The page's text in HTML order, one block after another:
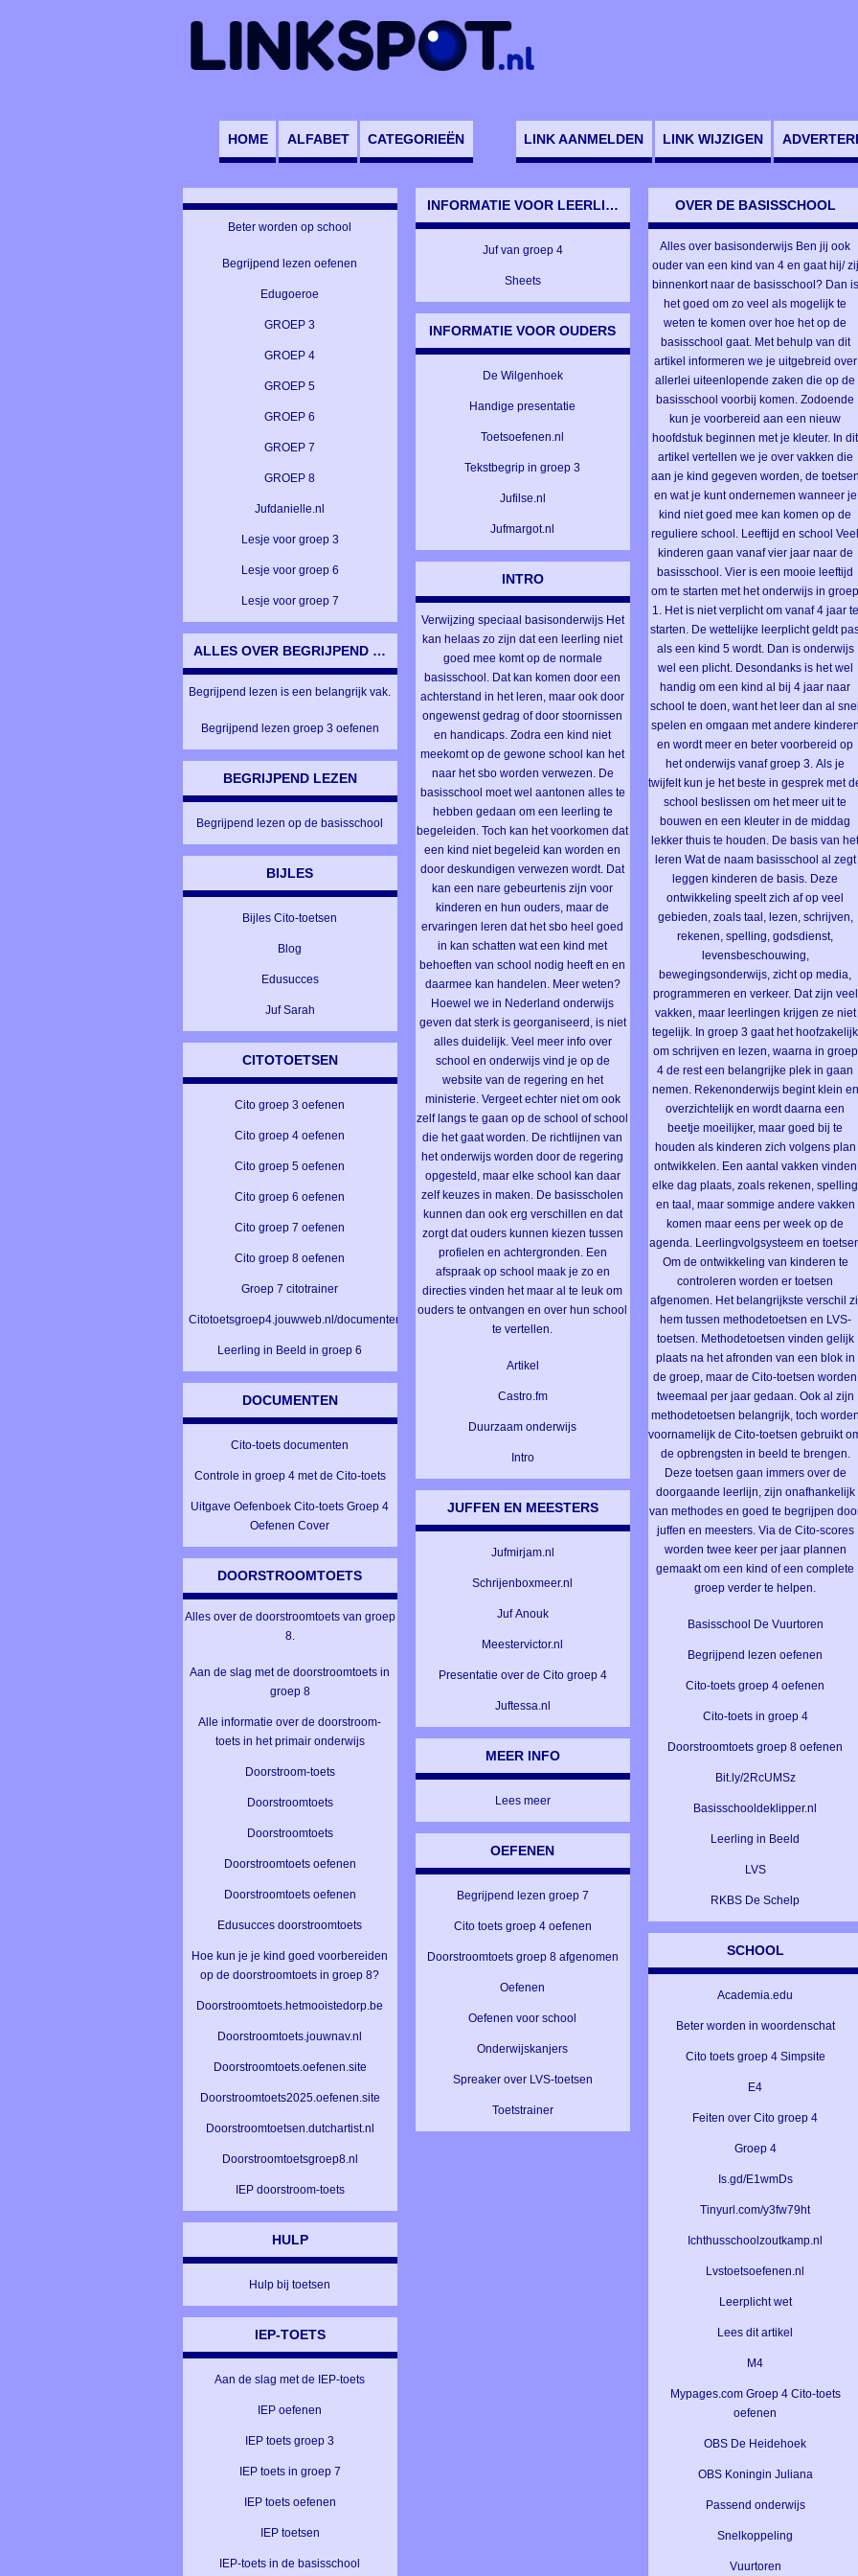
HOME ALFABET CATEGORIEËN LINK AANMELDEN LINK WIJZIGEN
Beter worden op school
Begrijpend lezen oefenen
Edugoeroe
GROEP 3
GROEP 4
GROEP 5
GROEP 6
GROEP 7
GROEP 8
Jufdanielle.nl
Lesje voor groep 3
Lesje voor groep 6
Lesje voor groep 7
ALLES OVER BEGRIJPEND LEZEN
Begrijpend lezen is een belangrijk vak.
Begrijpend lezen groep 3 oefenen
BEGRIJPEND LEZEN
Begrijpend lezen op de basisschool
BIJLES
Bijles Cito-toetsen
Blog
Edusucces
Juf Sarah
CITOTOETSEN
Cito groep 3 oefenen
Cito groep 4 oefenen
Cito groep 5 oefenen
Cito groep 6 oefenen
Cito groep 7 oefenen
Cito groep 8 oefenen
Groep 7 citotrainer
Citotoetsgroep4.jouwweb.nl/documenten
Leerling in Beeld in groep 6
DOCUMENTEN
Cito-toets documenten
Controle in groep 4 met de Cito-toets
Uitgave Oefenboek Cito-toets Groep 4
Oefenen Cover
DOORSTROOMTOETS
Alles over de doorstroomtoets van groep
8.
Aan de slag met de doorstroomtoets in
groep 8
Alle informatie over de doorstroom-
toets in het primair onderwijs
Doorstroom-toets
Doorstroomtoets
Doorstroomtoets
Doorstroomtoets oefenen
Doorstroomtoets oefenen
Edusucces doorstroomtoets
Hoe kun je je kind goed voorbereiden
op de doorstroomtoets in groep 8?
Doorstroomtoets.hetmooistedorp.be
Doorstroomtoets.jouwnav.nl
Doorstroomtoets.oefenen.site
Doorstroomtoets2025.oefenen.site
Doorstroomtoetsen.dutchartist.nl
Doorstroomtoetsgroep8.nl
IEP doorstroom-toets
HULP
Hulp bij toetsen
IEP-TOETS
Aan de slag met de IEP-toets
IEP oefenen
IEP toets groep 3
IEP toets in groep 7
IEP toets oefenen
IEP toetsen
IEP-toets in de basisschool
INFORMATIE VOOR LEERLINGEN
Juf van groep 4
Sheets
INFORMATIE VOOR OUDERS
De Wilgenhoek
Handige presentatie
Toetsoefenen.nl
Tekstbegrip in groep 3
Jufilse.nl
Jufmargot.nl
INTRO
Verwijzing speciaal basisonderwijs Het
kan helaas zo zijn dat een leerling niet
goed mee komt op de normale
basisschool. Dat kan komen door een
achterstand in het leren, maar ook door
ongewenst gedrag of door stoornissen
en handicaps. Zodra een kind niet
meekomt op de gewone school kan het
naar het sbo worden verwezen. De
basisschool moet wel aantonen alles te
hebben gedaan om een leerling te
begeleiden. Toch kan het voorkomen dat
een kind niet begeleid kan worden en
door deskundigen verwezen wordt. Dat
kan een nare gebeurtenis zijn voor
kinderen en hun ouders, maar de
ervaringen leren dat het sbo heel goed
in kan schatten wat een kind met
behoeften van school nodig heeft en en
daarmee kan handelen. Meer weten?
Hoewel we in Nederland onderwijs
geven dat sterk is georganiseerd, is niet
alles duidelijk. Veel meer info over
school en onderwijs vind je op de
website van de regering en het
ministerie. Vergeet echter niet om ook
zelf langs te gaan op de school of school
die het gaat worden. De richtlijnen van
het onderwijs worden door de regering
opgesteld, maar elke school kan daar
zelf keuzes in maken. De basisscholen
kunnen dan ook erg verschillen en dat
zorgt dat ouders kunnen kiezen tussen
profielen en achtergronden. Een
afspraak op school maak je zo en
directies vinden het maar al te leuk om
ouders te ontvangen en over hun school
te vertellen.
Artikel
Castro.fm
Duurzaam onderwijs
Intro
JUFFEN EN MEESTERS
Jufmirjam.nl
Schrijenboxmeer.nl
Juf Anouk
Meestervictor.nl
Presentatie over de Cito groep 4
Juftessa.nl
MEER INFO
Lees meer
OEFENEN
Begrijpend lezen groep 7
Cito toets groep 4 oefenen
Doorstroomtoets groep 8 afgenomen
Oefenen
Oefenen voor school
Onderwijskanjers
Spreaker over LVS-toetsen
Toetstrainer
OVER DE BASISSCHOOL
Alles over basisonderwijs Ben jij ook
ouder van een kind van 4 en gaat hij/ zij
binnenkort naar de basisschool? Dan is
het goed om zo veel als mogelijk te
weten te komen over hoe het op de
basisschool gaat. Met behulp van dit
artikel informeren we je uitgebreid over
allerlei uiteenlopende zaken die op de
basisschool voorbij komen. Zodoende
kun je voorbereid aan een nieuw
hoofdstuk beginnen met je kleuter. In dit
artikel vertellen we je over vakken die
aan je kind gegeven worden, de toetsen
en wat je kunt ondernemen wanneer je
kind niet goed mee kan komen op de
reguliere school. Leeftijd en school Veel
kinderen gaan vanaf vier jaar naar de
basisschool. Vier is een mooie leeftijd
om te starten met het onderwijs in groep
1. Het is niet verplicht om vanaf 4 jaar te
starten. De wettelijke leerplicht geldt
als een kind 5 wordt. Dan is onderwijs
wel een plicht. Desondanks is het wel
handig om een kind al bij 4 jaar naar
school te doen, want het leer dan al snel
spelen en omgaan met andere kinderen
en wordt meer en beter voorbereid op
het onderwijs vanaf groep 3. Als je
twijfelt kun je het beste in gesprek met
school beslissen om het meer uit te
bouwen en een kleuter in de middag
lekker thuis te houden. De basis van het
leren Wat de naam basisschool al zegt
leggen kinderen de basis. Deze
ontwikkeling speelt zich af op veel
gebieden, zoals taal, lezen, schrijven,
rekenen, spelling, godsdienst,
levensbeschouwing,
bewegingsonderwijs, zicht op media,
programmeren en verkeer. Dat zijn veel
vakken, maar leerlingen krijgen ze niet
tegelijk. In groep 3 gaat het hoofzakelijk
om schrijven en lezen, waarna in groep
4 de rest een belangrijke plek in gaan
nemen. Rekenonderwijs begint klein en
overzichtelijk en wordt daarna een
beetje moeilijker, maar goed bij te
houden als kinderen zich volgens plan
ontwikkelen. Een aantal vakken vinden
elke dag plaats, zoals rekenen, spelling
en taal, maar sommige andere vakken
komen maar eens per week op de
agenda. Leerlingvolgsysteem en toetsen
Om de ontwikkeling van kinderen te
controleren worden er toetsen
afgenomen. Het belangrijkste verschil
hem tussen methodetoetsen en LVS-
toetsen. Methodetoetsen vinden gelijk
plaats na het afronden van een blok in
de groep, maar de Cito-toetsen worden
tweemaal per jaar gedaan. Ook al zijn
methodetoetsen belangrijk, toch worden
voornamelijk de Cito-toetsen gebruikt
de opbrengsten in beeld te brengen.
Deze toetsen gaan immers over de
doorgaande leerlijn, zijn onafhankelijk
van methodes en goed te begrijpen
juffen en meesters. Via de Cito-scores
worden twee keer per jaar plannen
gemaakt om een kind of een complete
groep verder te helpen.
Basisschool De Vuurtoren
Begrijpend lezen oefenen
Cito-toets groep 4 oefenen
Cito-toets in groep 4
Doorstroomtoets groep 8 oefenen
Bit.ly/2RcUMSz
Basisschooldeklipper.nl
Leerling in Beeld
LVS
RKBS De Schelp
SCHOOL
Academia.edu
Beter worden in woordenschat
Cito toets groep 4 Simpsite
E4
Feiten over Cito groep 4
Groep 4
Is.gd/E1wmDs
Tinyurl.com/y3fw79ht
Ichthusschoolzoutkamp.nl
Lvstoetsoefenen.nl
Leerplicht wet
Lees dit artikel
M4
Mypages.com Groep 4 Cito-toets
oefenen
OBS De Heidehoek
OBS Koningin Juliana
Passend onderwijs
Snelkoppeling
Vuurtoren